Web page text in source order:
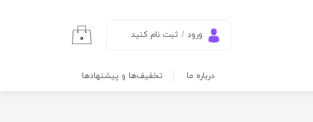
ورود / ثبت نام کنید
تغییر گذر واژه
۰
درباره ما تخفیف‌ها و پیشنهادها